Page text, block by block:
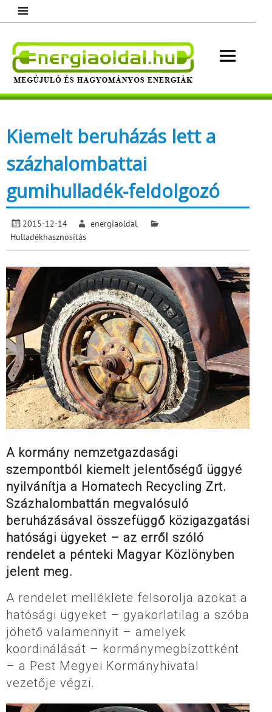
content
Megújuló és hagyományos energiák.
Kiemelt beruházás lett a
százhalombattai
gumihulladék-feldolgozó
2015-12-14
energiaoldal
Hulladékhasznosítás
A kormány nemzetgazdasági
szempontból kiemelt jelentőségű üggyé
nyilvánítja a Homatech Recycling Zrt.
Százhalombattán megvalósuló
beruházásával összefüggő közigazgatási
hatósági ügyeket – az erről szóló
rendelet a pénteki Magyar Közlönyben
jelent meg.
A rendelet melléklete felsorolja azokat a
hatósági ügyeket – gyakorlatilag a szóba
jöhető valamennyit – amelyek
koordinálását – kormánymegbízottként
– a Pest Megyei Kormányhivatal
vezetője végzi.